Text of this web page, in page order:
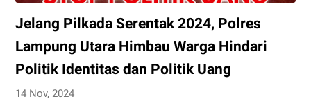
Jelang Pilkada Serentak 2024, Polres
Lampung Utara Himbau Warga Hindari
Politik Identitas dan Politik Uang
14 Nov, 2024